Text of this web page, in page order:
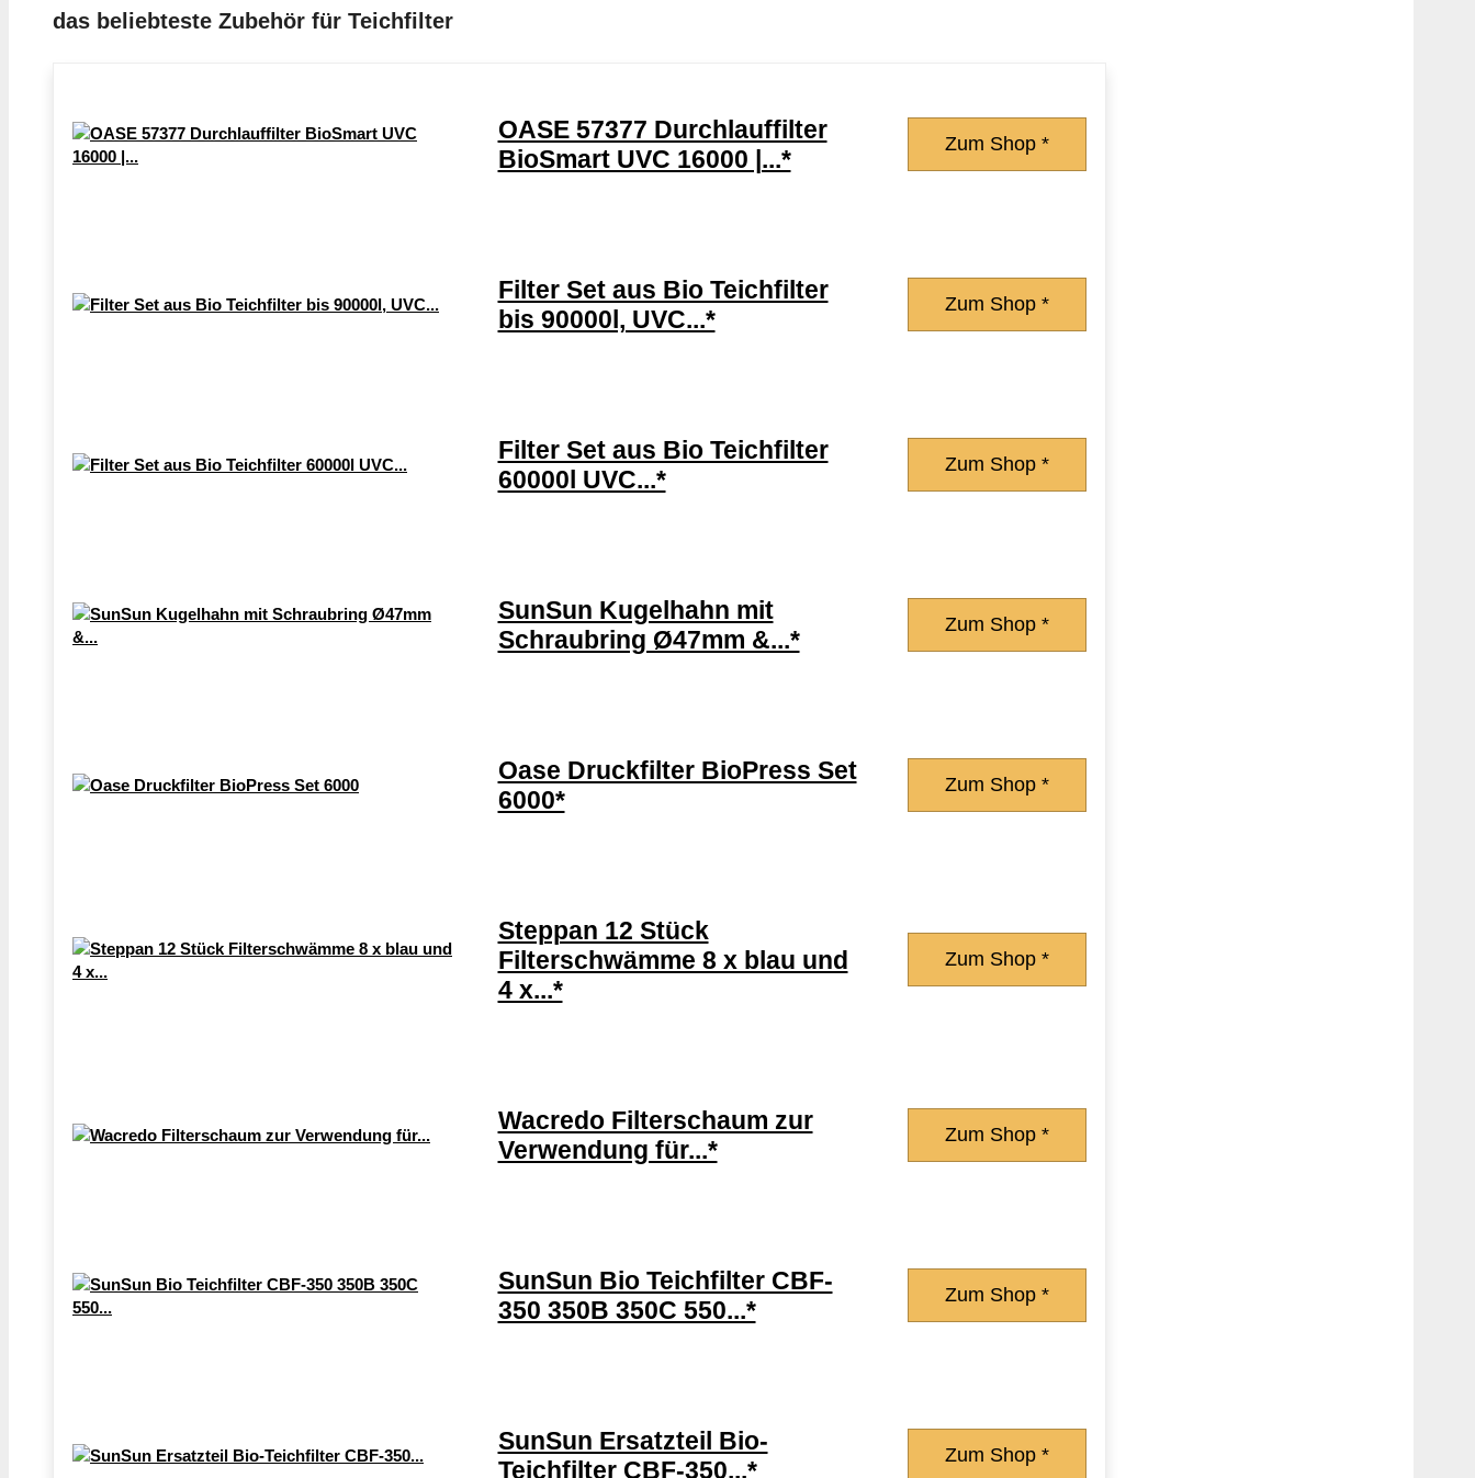
das beliebteste Zubehör für Teichfilter
OASE 57377 Durchlauffilter
BioSmart UVC 16000 |...*
Zum Shop *
Filter Set aus Bio Teichfilter
bis 90000l, UVC...*
Zum Shop *
Filter Set aus Bio Teichfilter
60000l UVC...*
Zum Shop *
SunSun Kugelhahn mit
Schraubring Ø47mm &...*
Zum Shop *
Oase Druckfilter BioPress Set
6000*
Zum Shop *
Steppan 12 Stück
Filterschwämme 8 x blau und
4 x...*
Zum Shop *
Wacredo Filterschaum zur
Verwendung für...*
Zum Shop *
SunSun Bio Teichfilter CBF-
350 350B 350C 550...*
Zum Shop *
SunSun Ersatzteil Bio-
Teichfilter CBF-350...*
Zum Shop *